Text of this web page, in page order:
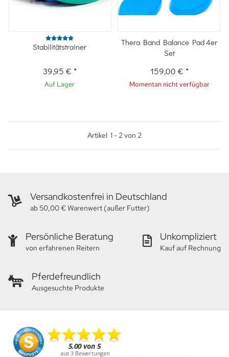
Stabilitätstrainer
39,95 € *
Auf Lager
Thera Band Balance Pad 4er
Set
159,00 € *
Momentan nicht verfügbar
Artikel 1 - 2von 2
Versandkostenfrei in Deutschland
ab 50,00 € Warenwert (außer Futter)
Persönliche Beratung
von erfahrenen Reitern
Unkompliziert
Kauf auf Rechnung
Pferdefreundlich
Ausgesuchte Produkte